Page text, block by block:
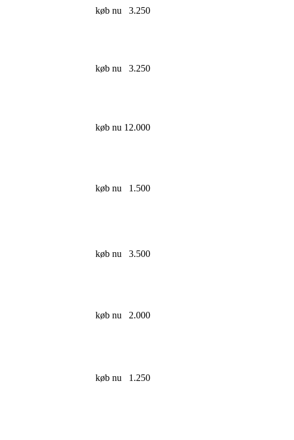
køb nu 3.250
køb nu 3.250
køb nu 12.000
køb nu 1.500
køb nu 3.500
køb nu 2.000
køb nu 1.250